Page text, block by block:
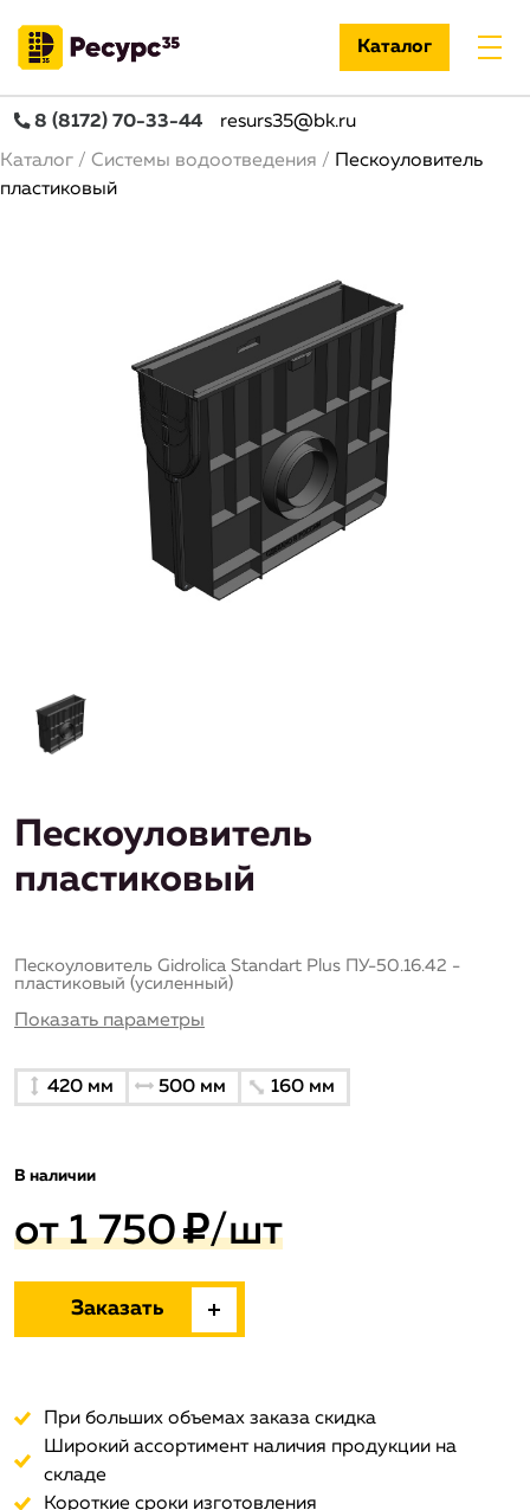
Каталог
8 (8172) 70-33-44 resurs35@bk.ru
Строка навигации
Каталог Системы водоотведения
Пескоуловитель
пластиковый
Пескоуловитель
пластиковый
Пескоуловитель Gidrolica Standart Plus ПУ-50.16.42 -
пластиковый (усиленный)
Показать параметры
420 мм 500 мм 160 мм
В наличии
от 1 750 /шт
Заказать
При больших объемах заказа скидка
Широкий ассортимент наличия продукции на
складе
Короткие сроки изготовления